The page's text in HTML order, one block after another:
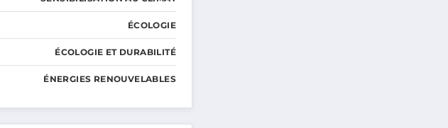
ÉCOLOGIE
ÉCOLOGIE ET DURABILITÉ
ÉNERGIES RENOUVELABLES